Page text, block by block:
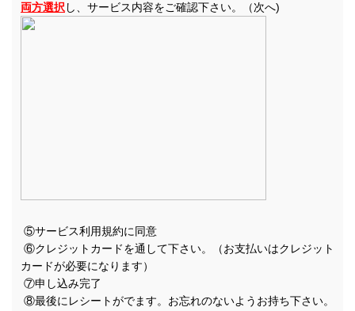
両方選択し、サービス内容をご確認下さい。（次へ)
⑤サービス利用規約に同意
⑥クレジットカードを通して下さい。（お支払いはクレジット
カードが必要になります）
⑦申し込み完了
⑧最後にレシートがでます。お忘れのないようお持ち下さい。